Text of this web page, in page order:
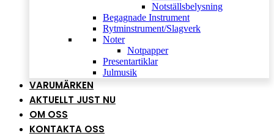
Notställsbelysning
Begagnade Instrument
Rytminstrument/Slagverk
Noter
Notpapper
Presentartiklar
Julmusik
VARUMÄRKEN
AKTUELLT JUST NU
OM OSS
KONTAKTA OSS